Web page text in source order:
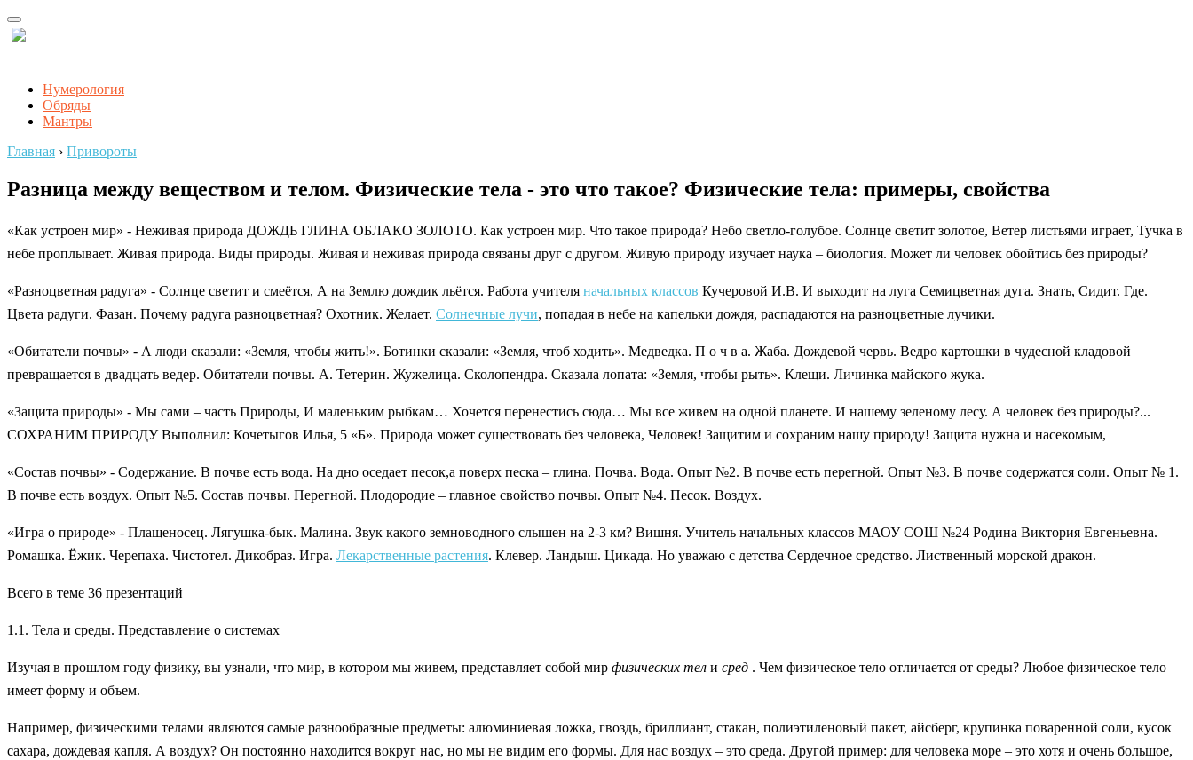
Нумерология
Обряды
Мантры
Главная › Привороты
Разница между веществом и телом. Физические тела - это что такое? Физические тела: примеры, свойства
«Как устроен мир» - Неживая природа ДОЖДЬ ГЛИНА ОБЛАКО ЗОЛОТО. Как устроен мир. Что такое природа? Небо светло-голубое. Солнце светит золотое, Ветер листьями играет, Тучка в
небе проплывает. Живая природа. Виды природы. Живая и неживая природа связаны друг с другом. Живую природу изучает наука – биология. Может ли человек обойтись без природы?
«Разноцветная радуга» - Солнце светит и смеётся, А на Землю дождик льётся. Работа учителя начальных классов Кучеровой И.В. И выходит на луга Семицветная дуга. Знать, Сидит. Где.
Цвета радуги. Фазан. Почему радуга разноцветная? Охотник. Желает. Солнечные лучи, попадая в небе на капельки дождя, распадаются на разноцветные лучики.
«Обитатели почвы» - А люди сказали: «Земля, чтобы жить!». Ботинки сказали: «Земля, чтоб ходить». Медведка. П о ч в а. Жаба. Дождевой червь. Ведро картошки в чудесной кладовой
превращается в двадцать ведер. Обитатели почвы. А. Тетерин. Жужелица. Сколопендра. Сказала лопата: «Земля, чтобы рыть». Клещи. Личинка майского жука.
«Защита природы» - Мы сами – часть Природы, И маленьким рыбкам… Хочется перенестись сюда… Мы все живем на одной планете. И нашему зеленому лесу. А человек без природы?...
СОХРАНИМ ПРИРОДУ Выполнил: Кочетыгов Илья, 5 «Б». Природа может существовать без человека, Человек! Защитим и сохраним нашу природу! Защита нужна и насекомым,
«Состав почвы» - Содержание. В почве есть вода. На дно оседает песок,а поверх песка – глина. Почва. Вода. Опыт №2. В почве есть перегной. Опыт №3. В почве содержатся соли. Опыт № 1.
В почве есть воздух. Опыт №5. Состав почвы. Перегной. Плодородие – главное свойство почвы. Опыт №4. Песок. Воздух.
«Игра о природе» - Плащеносец. Лягушка-бык. Малина. Звук какого земноводного слышен на 2-3 км? Вишня. Учитель начальных классов МАОУ СОШ №24 Родина Виктория Евгеньевна.
Ромашка. Ёжик. Черепаха. Чистотел. Дикобраз. Игра. Лекарственные растения. Клевер. Ландыш. Цикада. Но уважаю с детства Сердечное средство. Лиственный морской дракон.
Всего в теме 36 презентаций
1.1. Тела и среды. Представление о системах
Изучая в прошлом году физику, вы узнали, что мир, в котором мы живем, представляет собой мир физических тел и сред . Чем физическое тело отличается от среды? Любое физическое тело
имеет форму и объем.
Например, физическими телами являются самые разнообразные предметы: алюминиевая ложка, гвоздь, бриллиант, стакан, полиэтиленовый пакет, айсберг, крупинка поваренной соли, кусок
сахара, дождевая капля. А воздух? Он постоянно находится вокруг нас, но мы не видим его формы. Для нас воздух – это среда. Другой пример: для человека море – это хотя и очень большое,